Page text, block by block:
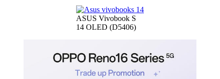
ASUS Vivobook S
14 OLED (D5406)